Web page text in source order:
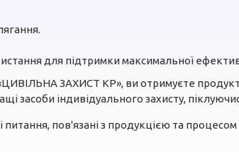
для підтримки максимальної
ЗАХИСТ КР», ви отримуєте продукт
засоби індивідуального захисту,
пов'язані з продукцією та процесом